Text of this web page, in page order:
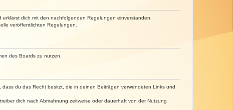
erklärst dich mit den nachfolgenden Regelungen einverstanden.
veröffentlichten Regelungen.
des Boards zu nutzen.
du das Recht besitzt, die in deinen Beiträgen verwendeten Links und
dich nach Abmahnung zeitweise oder dauerhaft von der Nutzung